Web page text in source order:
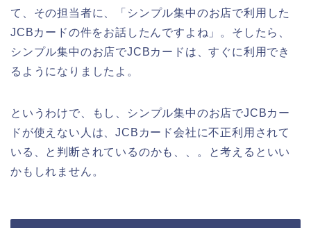
て、その担当者に、「シンプル集中のお店で利用した
JCBカードの件をお話したんですよね」。そしたら、
シンプル集中のお店でJCBカードは、すぐに利用でき
るようになりましたよ。
というわけで、もし、シンプル集中のお店でJCBカー
ドが使えない人は、JCBカード会社に不正利用されて
いる、と判断されているのかも、、。と考えるといい
かもしれません。